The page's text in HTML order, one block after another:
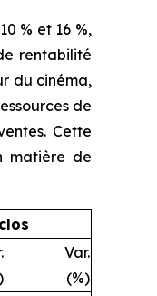
% et 16 %,
rentabilité
du cinéma,
de
Cette
matière de
Var.
(%)